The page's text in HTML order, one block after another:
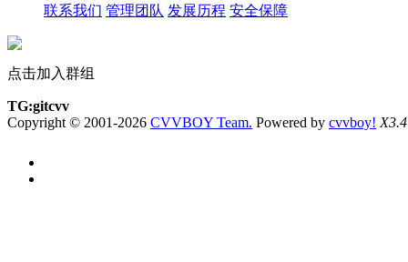
联系我们 管理团队 发展历程 安全保障
点击加入群组
TG:gitcvv
Copyright © 2001-2026 CVVBOY Team. Powered by cvvboy! X3.4